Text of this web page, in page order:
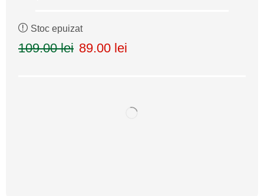
Stoc epuizat
109.00lei 89.00 lei